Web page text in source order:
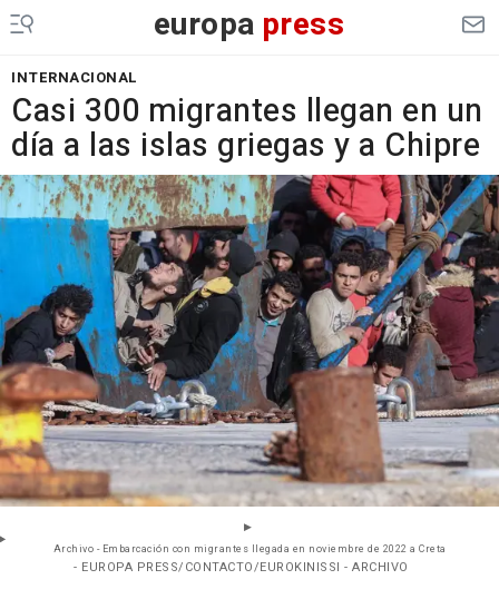
europa press
INTERNACIONAL
Casi 300 migrantes llegan en un
día a las islas griegas y a Chipre
Archivo - Embarcación con migrantes llegada en noviembre de 2022 a Creta
- EUROPA PRESS/CONTACTO/EUROKINISSI - ARCHIVO